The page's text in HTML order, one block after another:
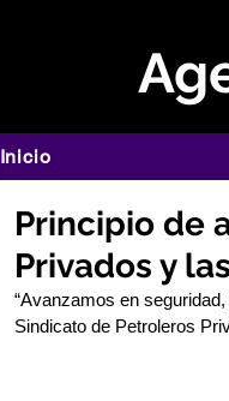
Inicio
Principio de
Privados y
“Avanzamos en
Sindicato de Petroleros